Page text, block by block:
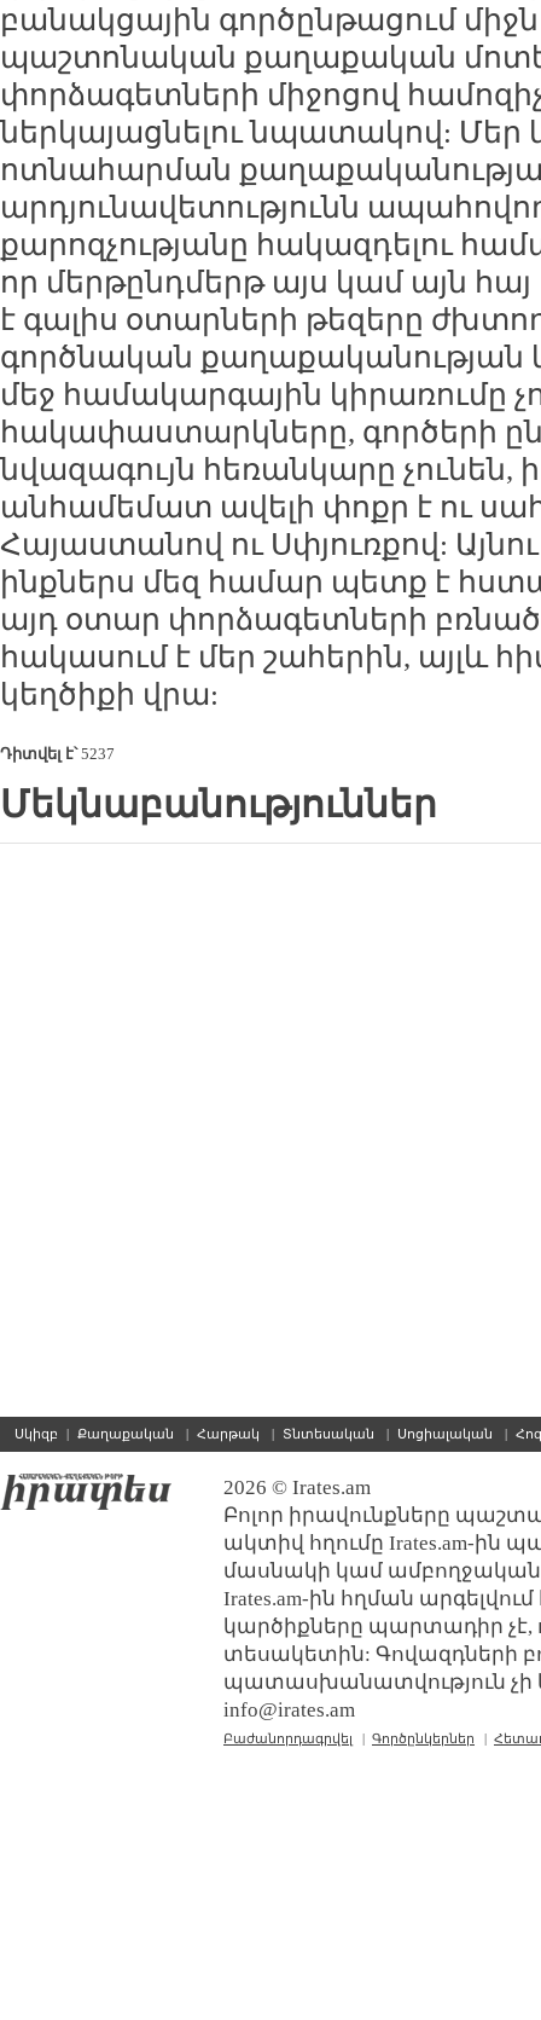
բանակցային գործընթացում
պաշտոնական քաղաքական
փորձագետների միջոցով
ներկայացնելու նպատակով: Մեր
ոտնահարման
արդյունավետությունն
քարոզչությանը հակազդելու
որ մերթընդմերթ այս կամ այն
է գալիս օտարների թեզերը
գործնական քաղաքականության
մեջ համակարգային կիրառումը
հակափաստարկները, գործերի
նվազագույն հեռանկարը չունեն,
անհամեմատ ավելի փոքր է ու
Հայաստանով ու Սփյուռքով:
ինքներս մեզ համար պետք է
այդ օտար փորձագետների բռնած
հակասում է մեր շահերին, այլև
կեղծիքի վրա:
Դիտվել է՝5237
Մեկնաբանություններ
Սկիզբ | Քաղաքական | Հարթակ | Տնտեսական | Սոցիալական |
2026 © Irates.am
Բոլոր իրավունքները
ակտիվ հղումը Irates.am-ին
մասնակի կամ ամբողջական
Irates.am-ին հղման
կարծիքները պարտադիր չէ,
տեսակետին: Գովազդների
պատասխանատվություն չի
info@irates.am
Բաժանորդագրվել | Գործընկերներ |